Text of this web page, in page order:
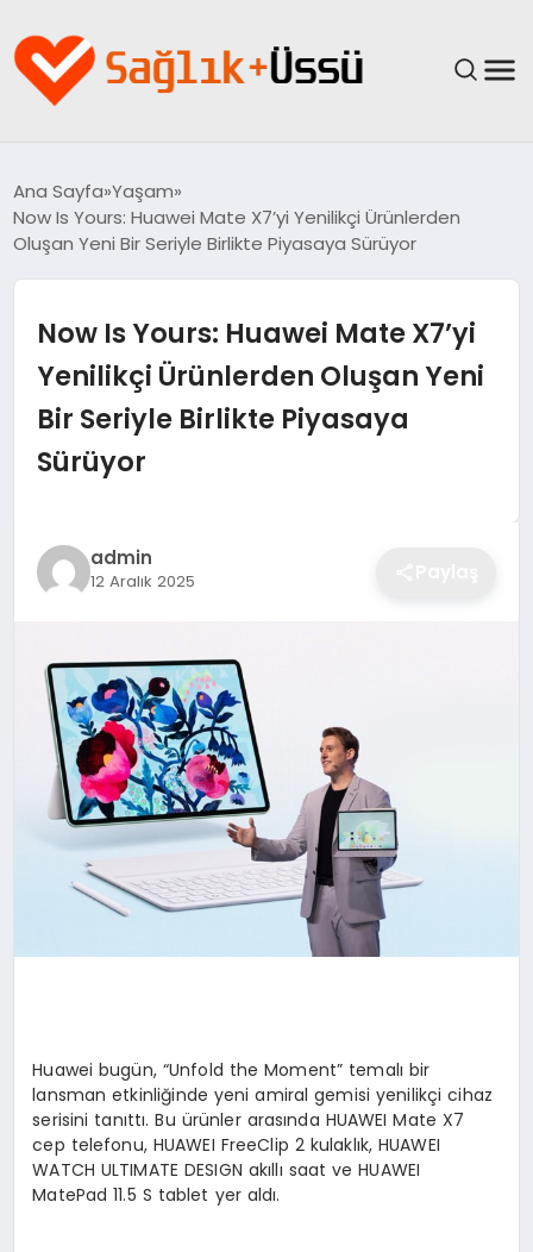
YAŞAM
SPOR & FITNESS
BESLENME
Ana Sayfa Yaşam
Now Is Yours: Huawei Mate X7’yi Yenilikçi Ürünlerden
Oluşan Yeni Bir Seriyle Birlikte Piyasaya Sürüyor
Now Is Yours: Huawei Mate X7’yi
Yenilikçi Ürünlerden Oluşan Yeni
Bir Seriyle Birlikte Piyasaya
Sürüyor
admin
12 Aralık 2025
Huawei bugün, “Unfold the Moment” temalı bir
lansman etkinliğinde yeni amiral gemisi yenilikçi cihaz
serisini tanıttı. Bu ürünler arasında HUAWEI Mate X7
cep telefonu, HUAWEI FreeClip 2 kulaklık, HUAWEI
WATCH ULTIMATE DESIGN akıllı saat ve HUAWEI
MatePad 11.5 S tablet yer aldı.